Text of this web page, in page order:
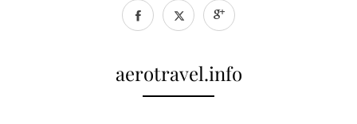
aerotravel.info